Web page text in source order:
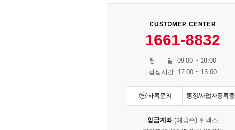
CUSTOMER CENTER
1661-8832
평 일 09:00 ~ 18:00
점심시간 12:00 ~ 13:00
카톡문의 통장/사업자등록증
입금계좌(예금주) 쉬멕스